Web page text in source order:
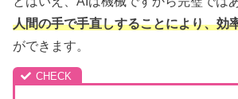
人間の手で手直しすることにより、効
ができます。